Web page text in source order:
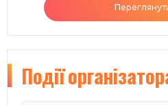
Події